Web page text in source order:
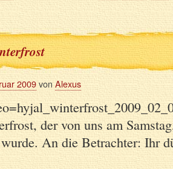
2009von Alexus
der von uns am
An die Betrachter: Ihr